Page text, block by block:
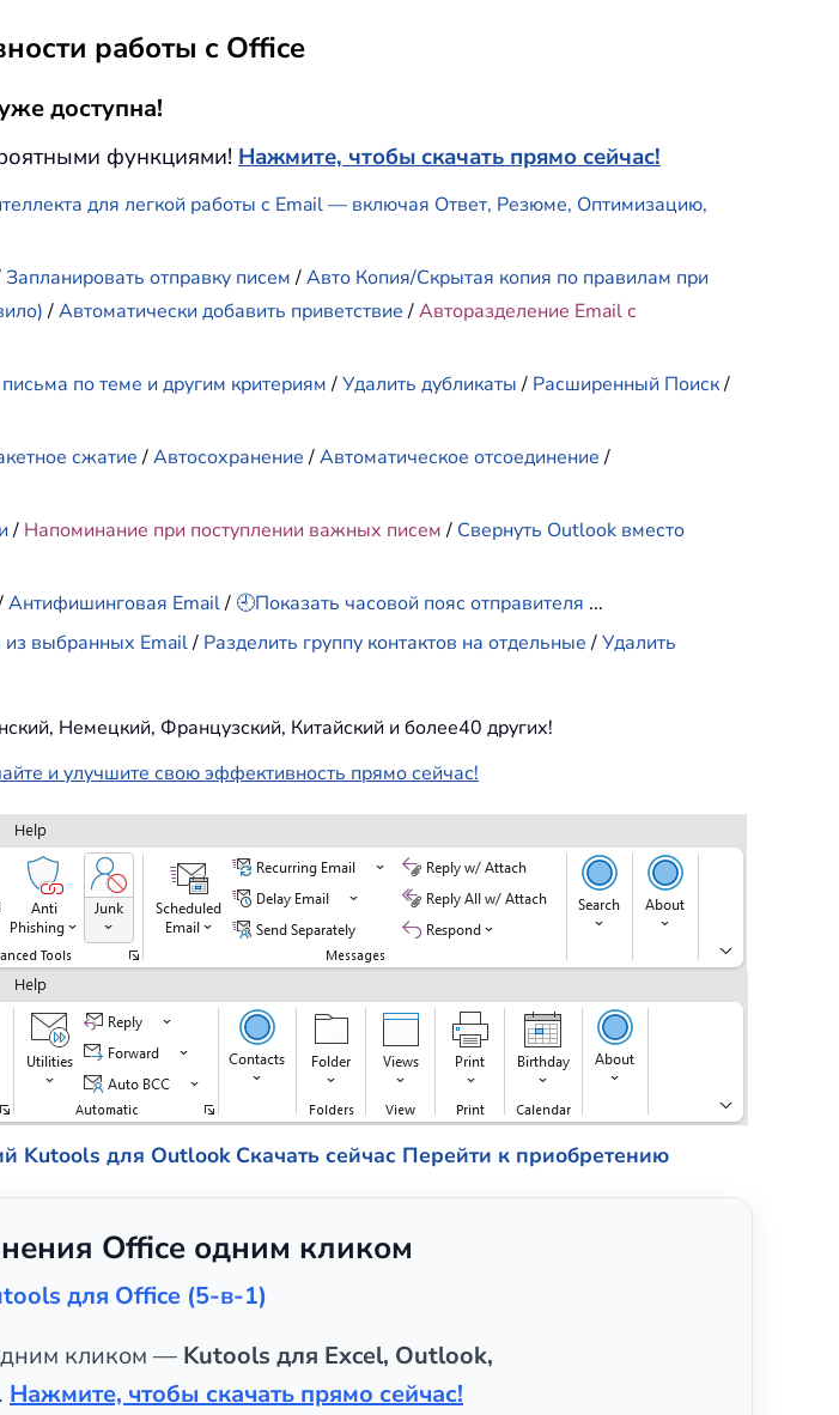
работы с Office
доступна!
функциями! Нажмите, чтобы скачать прямо сейчас!
для легкой работы с Email — включая Ответ, Резюме, Оптимизацию,
Запланировать отправку писем/Авто Копия/Скрытая копия по правилам при
/Автоматически добавить приветствие/Авторазделение Email с
по теме и другим критериям/Удалить дубликаты/ Расширенный Поиск/
сжатие/Автосохранение/Автоматическое отсоединение/
/ Напоминание при поступлении важных писем/ Свернуть Outlook вместо
Антифишинговая Email/ 🕘Показать часовой пояс отправителя ...
из выбранных Email/ Разделить группу контактов на отдельные/Удалить
Немецкий, Французский, Китайский и более40 других!
и улучшите свою эффективность прямо сейчас!
Kutools для Outlook Скачать сейчас Перейти к приобретению
Office одним кликом
для Office (5-в-1)
кликом — Kutools для Excel, Outlook,
. Нажмите, чтобы скачать прямо сейчас!